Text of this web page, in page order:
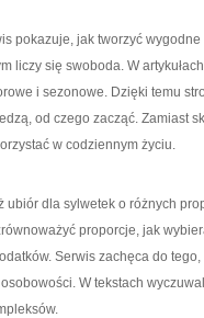
pokazuje, jak tworzyć
liczy się swoboda. W
i sezonowe. Dzięki temu
od czego zacząć. Zamiast
w codziennym życiu.
ubiór dla sylwetek o różnych
proporcje, jak
Serwis zachęca do
W tekstach